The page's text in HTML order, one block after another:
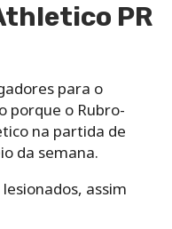
PR
para o
porque o Rubro-
na partida de
da semana.
assim